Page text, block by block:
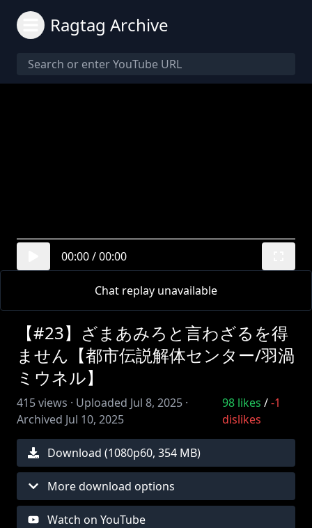
Ragtag Archive
00:00/00:00
Chat replay unavailable
【#23】ざまあみろと言わざるを得
ません【都市伝説解体センター/羽渦
ミウネル】
415views · Uploaded Jul 8, 2025 ·
Archived Jul 10, 2025
98likes /-1
dislikes
Download (1080p60, 354 MB)
More download options
Watch on YouTube